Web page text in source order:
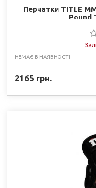
Перчатки TITLE
Pound
НЕМАЄ В НАЯВНОСТІ
2165 грн.